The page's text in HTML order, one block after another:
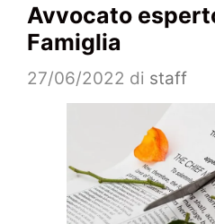
Avvocato
Famiglia
27/06/2022 di staff